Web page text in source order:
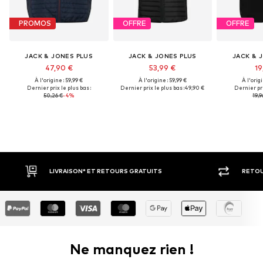
PROMOS
JACK & JONES PLUS
47,90 €
À l'origine : 59,99 €
Dernier prix le plus bas :
50,26 €-4%
OFFRE
JACK & JONES PLUS
53,99 €
À l'origine : 59,99 €
Dernier prix le plus bas :49,90 €
OFFRE
JACK &
À
Dernier
LIVRAISON* ET RETOURS GRATUITS
Ne manquez rien !